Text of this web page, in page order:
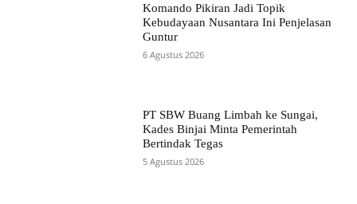
Komando Pikiran Jadi Topik
Kebudayaan Nusantara Ini Penjelasan
Guntur
6 Agustus 2026
PT SBW Buang Limbah ke Sungai,
Kades Binjai Minta Pemerintah
Bertindak Tegas
5 Agustus 2026